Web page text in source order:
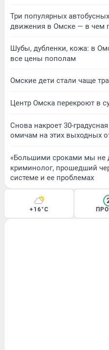
Три популярных
движения в Омске — в чем
Шубы, дубленки, кожа: в
все цены пополам
Омские дети стали чаще
Центр Омска перекроют в
Снова накроет 30-
омичам на этих выходных
«Большими сроками мы не
криминолог, прошедший
системе и ее проблемах
+16°C